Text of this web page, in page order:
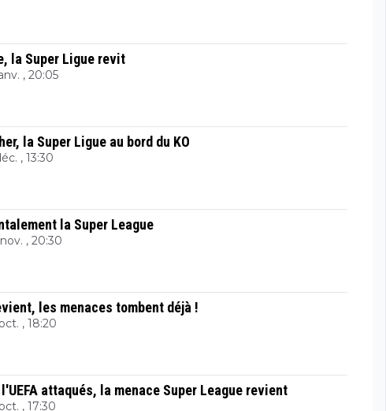
la Super Ligue revit
, 20:05
la Super Ligue au bord du KO
, 13:30
la Super League
, 20:30
les menaces tombent déjà !
, 18:20
attaqués, la menace Super League revient
, 17:30